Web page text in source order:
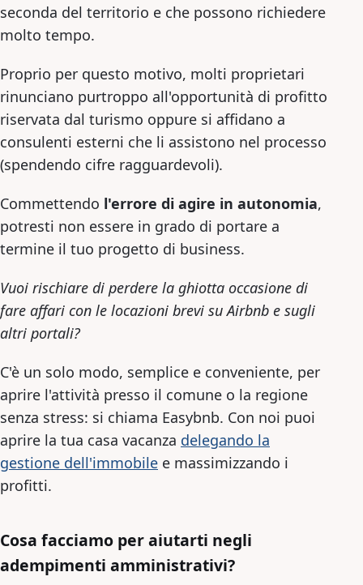
seconda del territorio e che possono richiedere
molto tempo.
Proprio per questo motivo, molti proprietari
rinunciano purtroppo all'opportunità di profitto
riservata dal turismo oppure si affidano a
consulenti esterni che li assistono nel processo
(spendendo cifre ragguardevoli).
Commettendo l'errore di agire in autonomia,
potresti non essere in grado di portare a
termine il tuo progetto di business.
Vuoi rischiare di perdere la ghiotta occasione di
fare affari con le locazioni brevi su Airbnb e sugli
altri portali?
C'è un solo modo, semplice e conveniente, per
aprire l'attività presso il comune o la regione
senza stress: si chiama Easybnb. Con noi puoi
aprire la tua casa vacanza delegando la
gestione dell'immobile e massimizzando i
profitti.
Cosa facciamo per aiutarti negli
adempimenti amministrativi?